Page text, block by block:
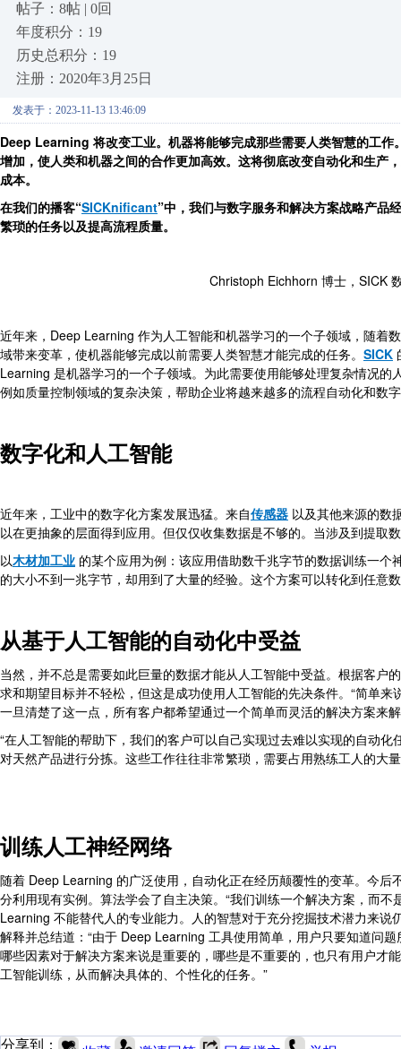
帖子：8帖 | 0回
年度积分：19
历史总积分：19
注册：2020年3月25日
发表于：2023-11-13 13:46:09
Deep Learning将改变工业。机器将能够完成那些需要人类智慧的工
增加，使人类和机器之间的合作更加高效。这将彻底改变自动化和生产
成本。
在我们的播客“SICKnificant”中，我们与数字服务和解决方案战略产
繁琐的任务以及提高流程质量。
Christoph Eichhorn 博士，SICK
近年来，Deep Learning 作为人工智能和机器学习的一个子领域，随着
域带来变革，使机器能够完成以前需要人类智慧才能完成的任务。 SICK
Learning 是机器学习的一个子领域。为此需要使用能够处理复杂情况
例如质量控制领域的复杂决策，帮助企业将越来越多的流程自动化和数
数字化和人工智能
近年来，工业中的数字化方案发展迅猛。来自传感器 以及其他来源的数
以在更抽象的层面得到应用。但仅仅收集数据是不够的。当涉及到提取
以木材加工业 的某个应用为例：该应用借助数千兆字节的数据训练一
的大小不到一兆字节，却用到了大量的经验。这个方案可以转化到任意
从基于人工智能的自动化中受益
当然，并不总是需要如此巨量的数据才能从人工智能中受益。根据客
求和期望目标并不轻松，但这是成功使用人工智能的先决条件。“简单
一旦清楚了这一点，所有客户都希望通过一个简单而灵活的解决方案来
“在人工智能的帮助下，我们的客户可以自己实现过去难以实现的自动化
对天然产品进行分拣。这些工作往往非常繁琐，需要占用熟练工人的大
训练人工神经网络
随着 Deep Learning 的广泛使用，自动化正在经历颠覆性的变革。今
分利用现有实例。算法学会了自主决策。“我们训练一个解决方案，而
Learning 不能替代人的专业能力。人的智慧对于充分挖掘技术潜力来
解释并总结道：“由于 Deep Learning 工具使用简单，用户只要知道问
哪些因素对于解决方案来说是重要的，哪些是不重要的，也只有用户才
工智能训练，从而解决具体的、个性化的任务。”
分享到：